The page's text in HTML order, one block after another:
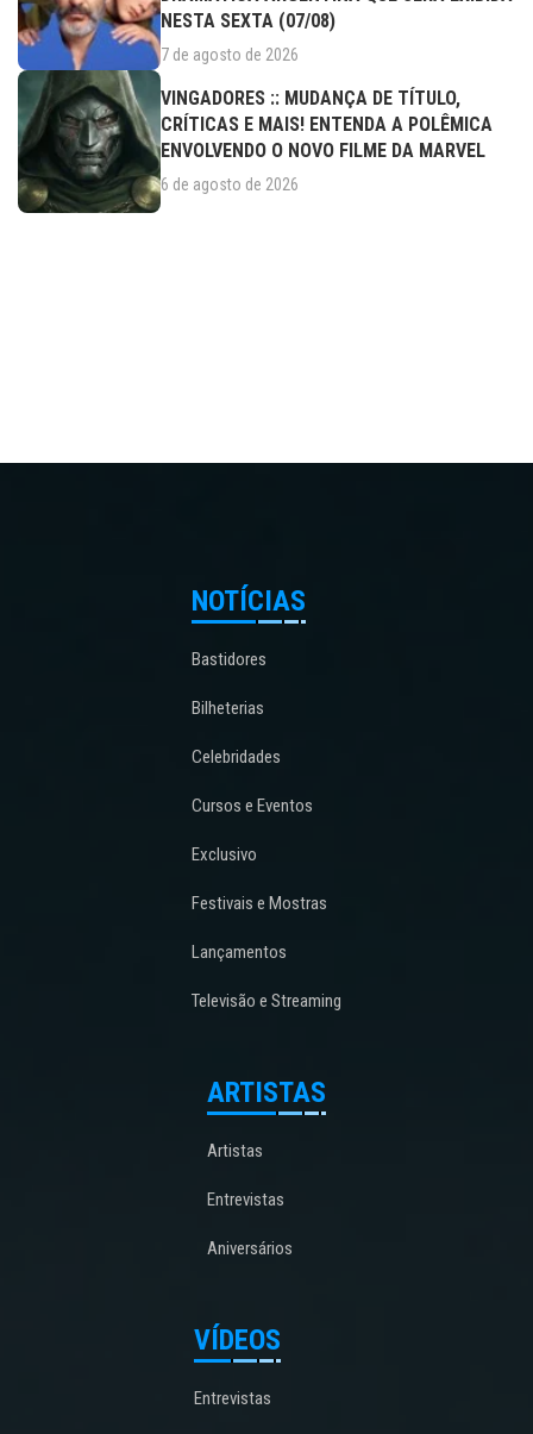
NESTA SEXTA (07/08)
7 de agosto de 2026
VINGADORES :: MUDANÇA DE TÍTULO,
CRÍTICAS E MAIS! ENTENDA A POLÊMICA
ENVOLVENDO O NOVO FILME DA MARVEL
6 de agosto de 2026
NOTÍCIAS
Bastidores
Bilheterias
Celebridades
Cursos e Eventos
Exclusivo
Festivais e Mostras
Lançamentos
Televisão e Streaming
ARTISTAS
Artistas
Entrevistas
Aniversários
VÍDEOS
Entrevistas